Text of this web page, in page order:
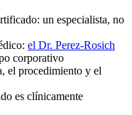
un especialista, no
el Dr. Perez-Rosich
corporativo
el procedimiento y el
es clínicamente